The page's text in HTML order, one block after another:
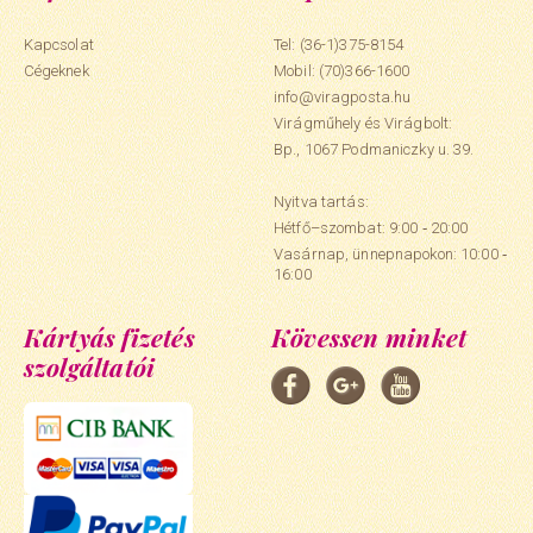
Kapcsolat
Cégeknek
Tel: (36-1)375-8154
Mobil:(70)366-1600
info@viragposta.hu
Virágműhely és Virágbolt:
Bp., 1067 Podmaniczky u. 39.
Nyitva tartás:
Hétfő–szombat: 9:00 ‑ 20:00
Vasárnap, ünnepnapokon: 10:00 ‑
16:00
Kártyás fizetés
szolgáltatói
Kövessen minket